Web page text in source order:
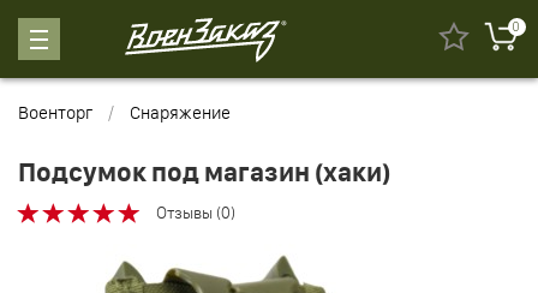
0
Военторг Снаряжение
Подсумок под магазин (хаки)
Отзывы (0)